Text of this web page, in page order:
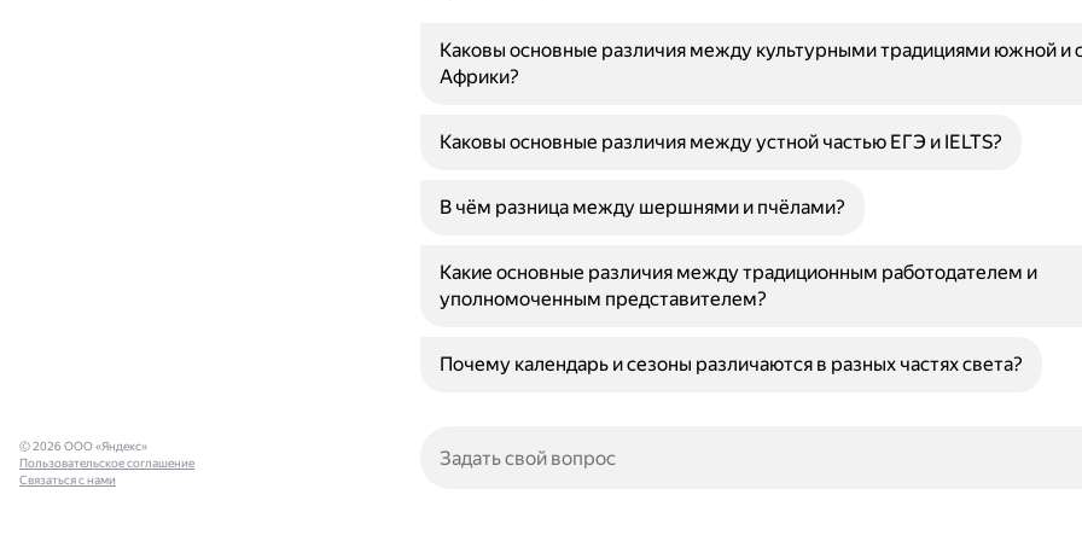
Каковы основные различия между культурными традициями южной и
Африки?
Каковы основные различия между устной частью ЕГЭ и IELTS?
В чём разница между шершнями и пчёлами?
Какие основные различия между традиционным работодателем и
уполномоченным представителем?
Почему календарь и сезоны различаются в разных частях света?
© 2026 ООО «Яндекс»
Пользовательское соглашение
Связаться с нами